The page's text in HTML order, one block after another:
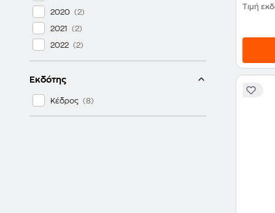
2020
2021
2022
Εκδότης
Κέδρος
Τιμή